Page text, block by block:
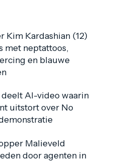
Kim Kardashian (12)
met neptattoos,
en blauwe
AI-video waarin
uitstort over No
Malieveld
door agenten in